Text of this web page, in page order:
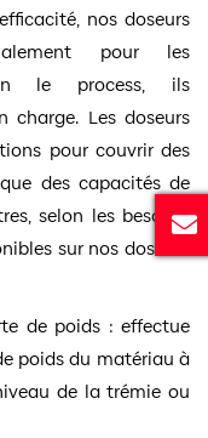
nos doseurs
pour les
le process, ils
Les doseurs
pour couvrir des
des capacités de
selon les besoins.
sur nos doseurs
de poids : effectue
poids du matériau à
de la trémie ou